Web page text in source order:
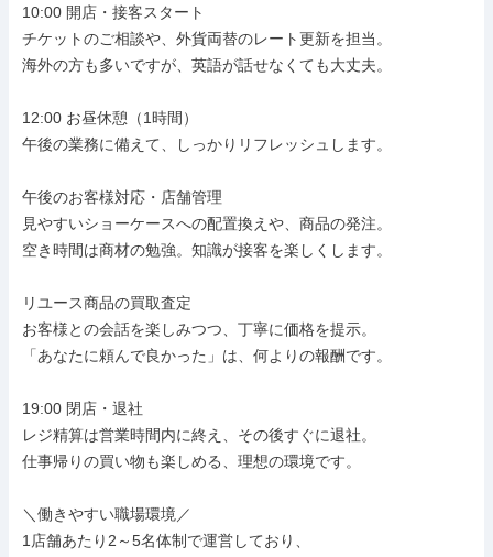
10:00 開店・接客スタート
チケットのご相談や、外貨両替のレート更新を担当。
海外の方も多いですが、英語が話せなくても大丈夫。
12:00 お昼休憩（1時間）
午後の業務に備えて、しっかりリフレッシュします。
午後のお客様対応・店舗管理
見やすいショーケースへの配置換えや、商品の発注。
空き時間は商材の勉強。知識が接客を楽しくします。
リユース商品の買取査定
お客様との会話を楽しみつつ、丁寧に価格を提示。
「あなたに頼んで良かった」は、何よりの報酬です。
19:00 閉店・退社
レジ精算は営業時間内に終え、その後すぐに退社。
仕事帰りの買い物も楽しめる、理想の環境です。
＼働きやすい職場環境／
1店舗あたり2～5名体制で運営しており、